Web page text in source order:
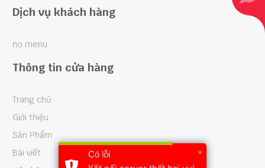
Dịch vụ khách hàng
no menu
Thông tin cửa hàng
Trang chủ
Giới thiệu
Sản Phẩm
Bài viết
×
Có lỗi